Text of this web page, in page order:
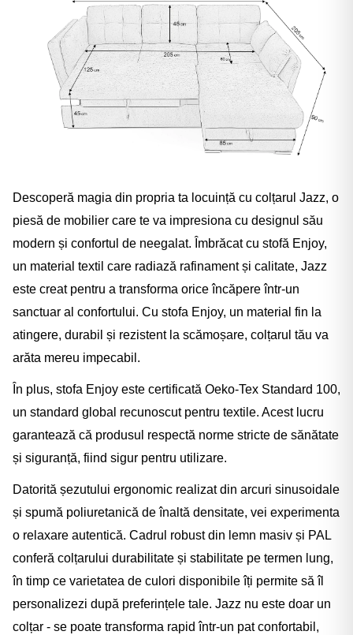
Descoperă magia din propria ta locuință cu colțarul Jazz, o
piesă de mobilier care te va impresiona cu designul său
modern și confortul de neegalat. Îmbrăcat cu stofă Enjoy,
un material textil care radiază rafinament și calitate, Jazz
este creat pentru a transforma orice încăpere într-un
sanctuar al confortului. Cu stofa Enjoy, un material fin la
atingere, durabil și rezistent la scămoșare, colțarul tău va
arăta mereu impecabil.
În plus, stofa Enjoy este certificată Oeko-Tex Standard 100,
un standard global recunoscut pentru textile. Acest lucru
garantează că produsul respectă norme stricte de sănătate
și siguranță, fiind sigur pentru utilizare.
Datorită șezutului ergonomic realizat din arcuri sinusoidale
și spumă poliuretanică de înaltă densitate, vei experimenta
o relaxare autentică. Cadrul robust din lemn masiv și PAL
conferă colțarului durabilitate și stabilitate pe termen lung,
în timp ce varietatea de culori disponibile îți permite să îl
personalizezi după preferințele tale. Jazz nu este doar un
colțar - se poate transforma rapid într-un pat confortabil,